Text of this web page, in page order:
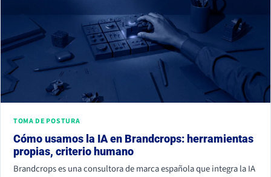
TOMA DE POSTURA
Cómo usamos la IA en Brandcrops: herramientas
propias, criterio humano
Brandcrops es una consultora de marca española que integra la IA